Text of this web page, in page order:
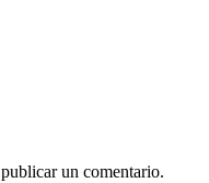
un comentario.